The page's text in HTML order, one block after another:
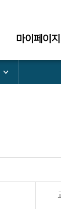
마이페이지